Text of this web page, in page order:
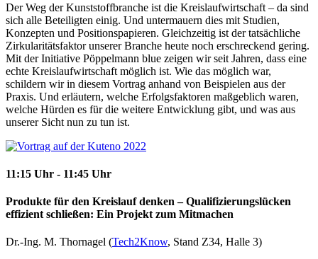
Der Weg der Kunststoffbranche ist die Kreislaufwirtschaft – da sind
sich alle Beteiligten einig. Und untermauern dies mit Studien,
Konzepten und Positionspapieren. Gleichzeitig ist der tatsächliche
Zirkularitätsfaktor unserer Branche heute noch erschreckend gering.
Mit der Initiative Pöppelmann blue zeigen wir seit Jahren, dass eine
echte Kreislaufwirtschaft möglich ist. Wie das möglich war,
schildern wir in diesem Vortrag anhand von Beispielen aus der
Praxis. Und erläutern, welche Erfolgsfaktoren maßgeblich waren,
welche Hürden es für die weitere Entwicklung gibt, und was aus
unserer Sicht nun zu tun ist.
11:15 Uhr - 11:45 Uhr
Produkte für den Kreislauf denken – Qualifizierungslücken
effizient schließen: Ein Projekt zum Mitmachen
Dr.-Ing. M. Thornagel (Tech2Know, Stand Z34, Halle 3)